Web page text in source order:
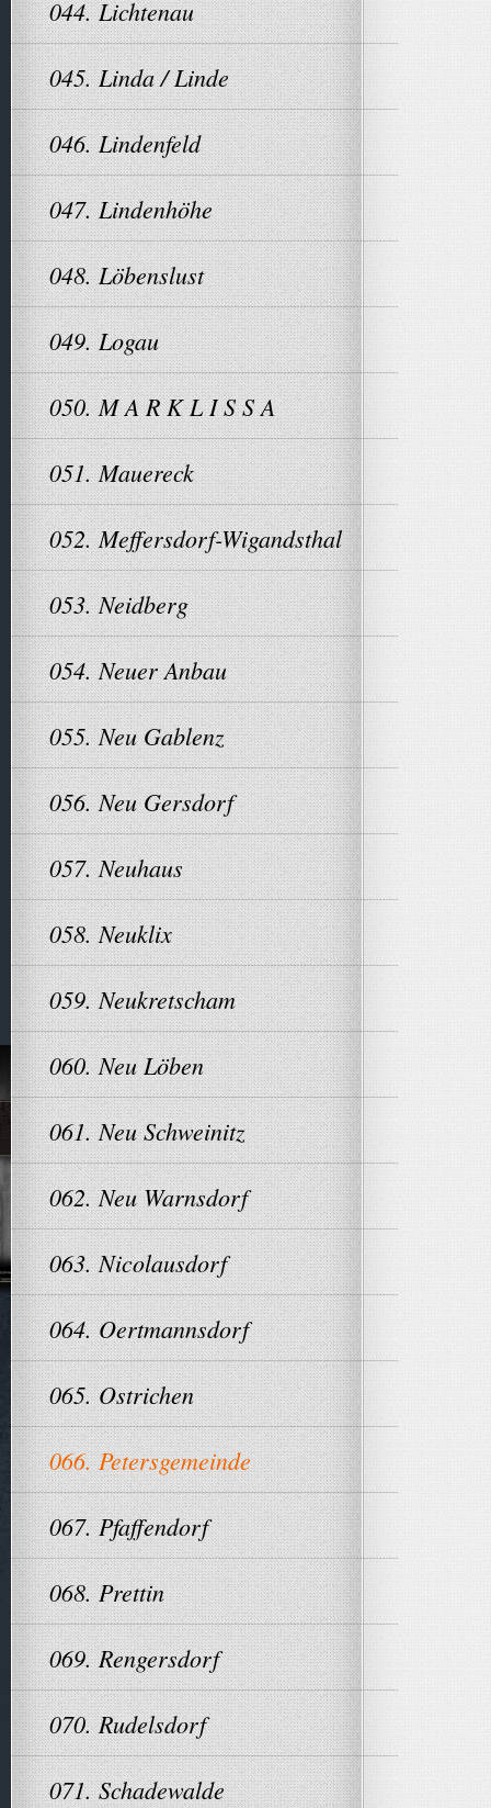
044. Lichtenau
045. Linda / Linde
046. Lindenfeld
047. Lindenhöhe
048. Löbenslust
049. Logau
050. M A R K L I S S A
051. Mauereck
052. Meffersdorf-Wigandsthal
053. Neidberg
054. Neuer Anbau
055. Neu Gablenz
056. Neu Gersdorf
057. Neuhaus
058. Neuklix
059. Neukretscham
060. Neu Löben
061. Neu Schweinitz
062. Neu Warnsdorf
063. Nicolausdorf
064. Oertmannsdorf
065. Ostrichen
066. Petersgemeinde
067. Pfaffendorf
068. Prettin
069. Rengersdorf
070. Rudelsdorf
071. Schadewalde